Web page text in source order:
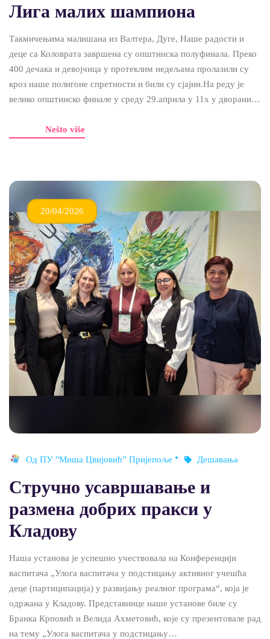
Лига малих шампиона
Такмичењима малишана из Валтера, Дуге, Наше радости и
деце са Коловрата завршена су општинска полуфинала. Преко
400 дечака и девојчица у протеклим недељама пролазили су
кроз наше полигоне спретности и били су сјајни.На реду је
велико општинско финале у среду 29.априла у 11х у дворани…
Nešto više
20/04/2026
Од ПУ "Миша Цвијовић” Пријепоље Дешавања
Стручно усавршавање и
размена добрих пракси у
Кладову
Наша установа је успешно учествовала на Конференцији
васпитача „Улога васпитача у подстицању активног учешћа
деце (партиципација) у развијању реалног програма“, која је
одржана у Кладову. Представнице наше установе биле су
Бранка Крповић и Велида Ахметовић, које су презентовале рад
на тему „Улога васпитача у подстицању…